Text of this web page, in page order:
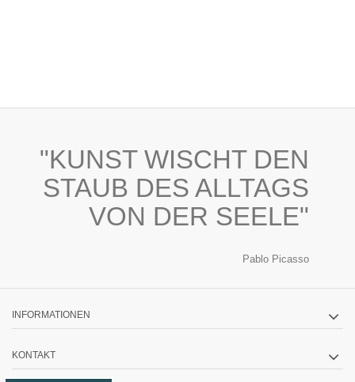
"KUNST WISCHT DEN
STAUB DES ALLTAGS
VON DER SEELE"
Pablo Picasso
INFORMATIONEN
KONTAKT